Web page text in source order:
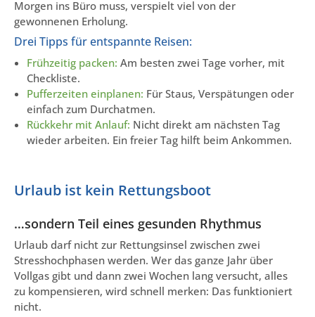
Morgen ins Büro muss, verspielt viel von der
gewonnenen Erholung.
Drei Tipps für entspannte Reisen:
Frühzeitig packen: Am besten zwei Tage vorher, mit
Checkliste.
Pufferzeiten einplanen: Für Staus, Verspätungen oder
einfach zum Durchatmen.
Rückkehr mit Anlauf: Nicht direkt am nächsten Tag
wieder arbeiten. Ein freier Tag hilft beim Ankommen.
Urlaub ist kein Rettungsboot
…sondern Teil eines gesunden Rhythmus
Urlaub darf nicht zur Rettungsinsel zwischen zwei
Stresshochphasen werden. Wer das ganze Jahr über
Vollgas gibt und dann zwei Wochen lang versucht, alles
zu kompensieren, wird schnell merken: Das funktioniert
nicht.